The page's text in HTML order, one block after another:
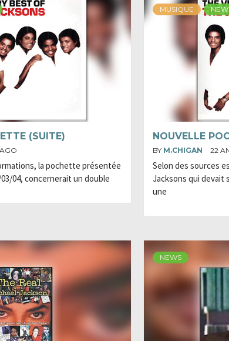
(SUITE)
la pochette présentée
04, concernerait un double
MUSIQUE
NOUVELLE
BY M.CHIGAN 22
Selon des sources
Jacksons qui devait
une
NEWS